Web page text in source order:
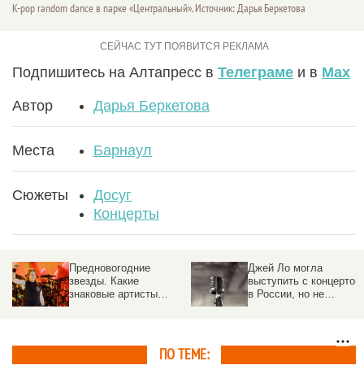
K-pop random dance в парке «Центральный». Источник: Дарья Беркетова
Подпишитесь на Алтапресс в Телеграме и в Max
Автор Дарья Беркетова
Места Барнаул
Сюжеты
Досуг
Концерты
Предновогодние
звезды. Какие
знаковые артисты
Джей Ло могла
выступить с концертом
в России, но не
ПО ТЕМЕ: